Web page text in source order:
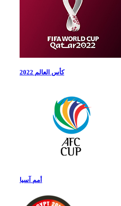
كأس العالم 2022
أمم آسيا